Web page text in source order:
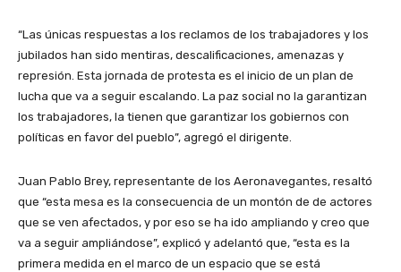
“Las únicas respuestas a los reclamos de los trabajadores y los
jubilados han sido mentiras, descalificaciones, amenazas y
represión. Esta jornada de protesta es el inicio de un plan de
lucha que va a seguir escalando. La paz social no la garantizan
los trabajadores, la tienen que garantizar los gobiernos con
políticas en favor del pueblo”, agregó el dirigente.
Juan Pablo Brey, representante de los Aeronavegantes, resaltó
que “esta mesa es la consecuencia de un montón de de actores
que se ven afectados, y por eso se ha ido ampliando y creo que
va a seguir ampliándose”, explicó y adelantó que, “esta es la
primera medida en el marco de un espacio que se está